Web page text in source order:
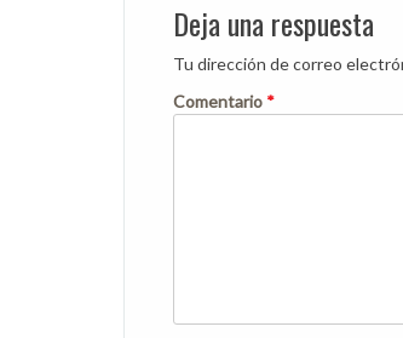
Deja una respuesta
Tu dirección de correo
Comentario *